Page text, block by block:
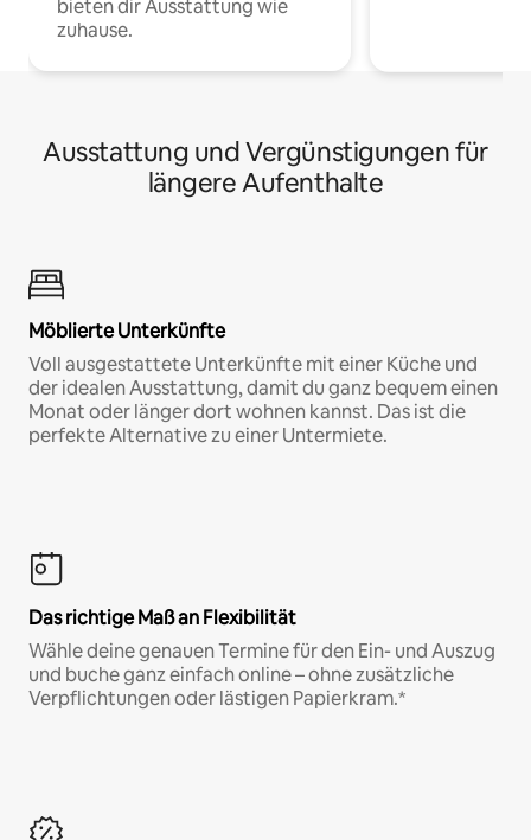
bieten dir Ausstattung wie
zuhause.
Ausstattung und Vergünstigungen für
längere Aufenthalte
Möblierte Unterkünfte
Voll ausgestattete Unterkünfte mit einer Küche und
der idealen Ausstattung, damit du ganz bequem einen
Monat oder länger dort wohnen kannst. Das ist die
perfekte Alternative zu einer Untermiete.
Das richtige Maß an Flexibilität
Wähle deine genauen Termine für den Ein- und Auszug
und buche ganz einfach online – ohne zusätzliche
Verpflichtungen oder lästigen Papierkram.*